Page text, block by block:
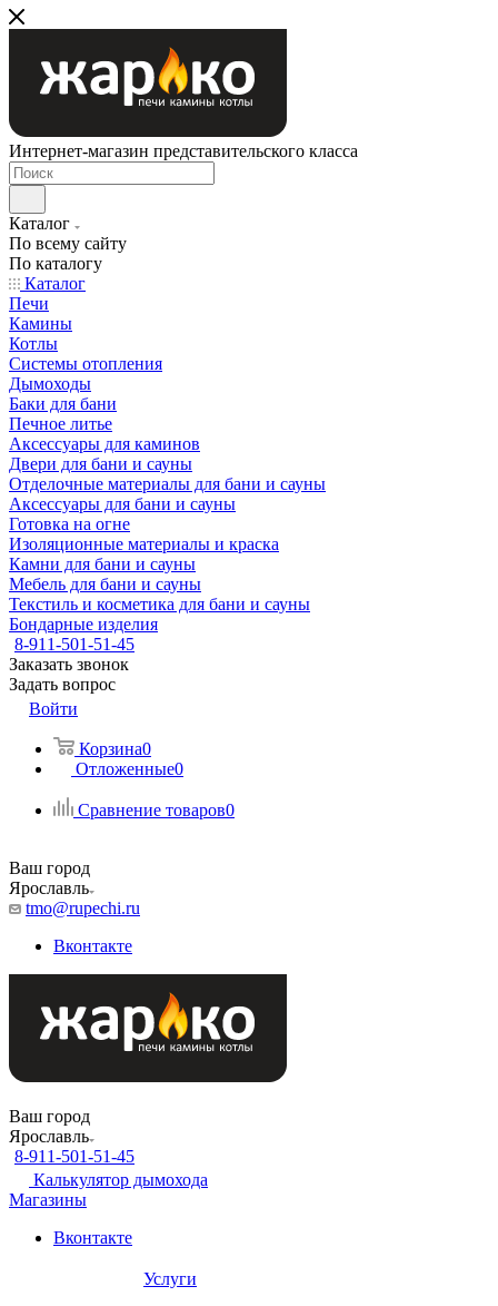
Интернет-магазин представительского класса
Каталог
По всему сайту
По каталогу
Каталог
Печи
Камины
Котлы
Системы отопления
Дымоходы
Баки для бани
Печное литье
Аксессуары для каминов
Двери для бани и сауны
Отделочные материалы для бани и сауны
Аксессуары для бани и сауны
Готовка на огне
Изоляционные материалы и краска
Камни для бани и сауны
Мебель для бани и сауны
Текстиль и косметика для бани и сауны
Бондарные изделия
8-911-501-51-45
Заказать звонок
Задать вопрос
Войти
Корзина0
Отложенные0
Сравнение товаров0
Ваш город
Ярославль
tmo@rupechi.ru
Вконтакте
Ваш город
Ярославль
8-911-501-51-45
Калькулятор дымохода
Магазины
Вконтакте
Услуги